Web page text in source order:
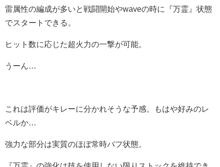
雷属性の編成が多いと戦闘開始やwaveの時に『万霊』状態
でスタートできる。
ヒット数に応じた超火力の一撃が可能。
うーん…
これは評価がキレーに分かれそうな予感。もはや好みのレ
ベルか…
強力な部分は実質のほぼ常時バフ状態。